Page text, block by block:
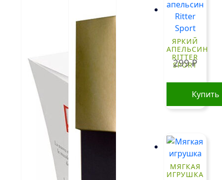
ЯРКИЙ
АПЕЛЬСИН
RITTER
SPORT
299₽
Купить
МЯГКАЯ
ИГРУШКА